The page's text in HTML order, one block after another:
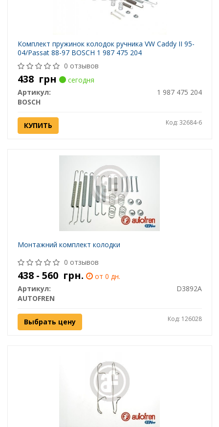
Комплект пружинок колодок ручника VW Caddy II 95-
04/Passat 88-97 BOSCH 1 987 475 204
0 отзывов
438 грн
сегодня
Артикул:
1 987 475 204
BOSCH
КУПИТЬ Код: 32684-6
Монтажний комплект колодки
0 отзывов
438 - 560 грн.
от 0 дн.
Артикул:
D3892A
AUTOFREN
Выбрать цену Код: 126028